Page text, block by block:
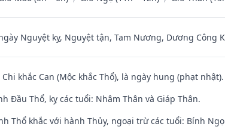
Nguyệt kỵ, Nguyệt tận, Tam Nương, Dương Công
khắc Can (Mộc khắc Thổ), là ngày hung (phạt nhật).
Đầu Thổ, kỵ các tuổi: Nhâm Thân và Giáp Thân.
Thổ khắc với hành Thủy, ngoại trừ các tuổi: Bính